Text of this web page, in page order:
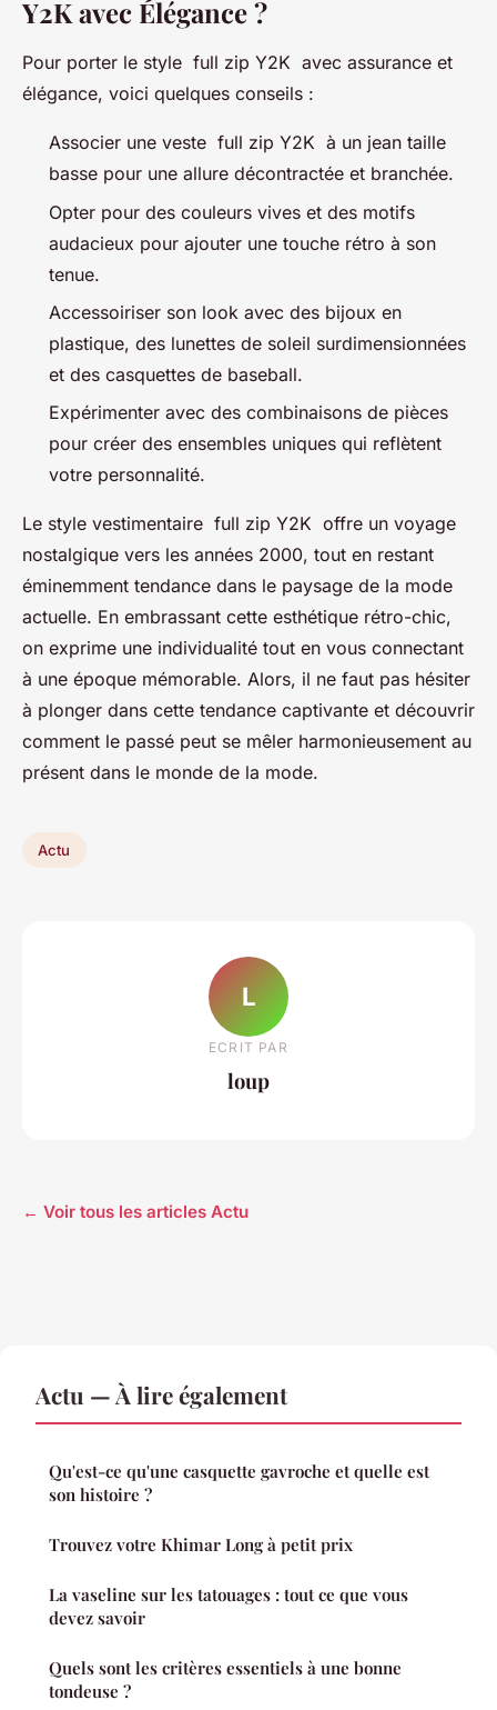
Y2K avec Élégance ?
Pour porter le style full zip Y2K avec assurance et
élégance, voici quelques conseils :
Associer une veste full zip Y2K à un jean taille
basse pour une allure décontractée et branchée.
Opter pour des couleurs vives et des motifs
audacieux pour ajouter une touche rétro à son
tenue.
Accessoiriser son look avec des bijoux en
plastique, des lunettes de soleil surdimensionnées
et des casquettes de baseball.
Expérimenter avec des combinaisons de pièces
pour créer des ensembles uniques qui reflètent
votre personnalité.
Le style vestimentaire full zip Y2K offre un voyage
nostalgique vers les années 2000, tout en restant
éminemment tendance dans le paysage de la mode
actuelle. En embrassant cette esthétique rétro-chic,
on exprime une individualité tout en vous connectant
à une époque mémorable. Alors, il ne faut pas hésiter
à plonger dans cette tendance captivante et découvrir
comment le passé peut se mêler harmonieusement au
présent dans le monde de la mode.
Actu
L
ECRIT PAR
loup
← Voir tous les articles Actu
Actu — À lire également
Qu'est-ce qu'une casquette gavroche et quelle est
son histoire ?
Trouvez votre Khimar Long à petit prix
La vaseline sur les tatouages : tout ce que vous
devez savoir
Quels sont les critères essentiels à une bonne
tondeuse ?